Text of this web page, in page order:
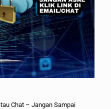
Chat – Jangan Sampai